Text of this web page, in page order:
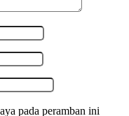
pada peramban ini